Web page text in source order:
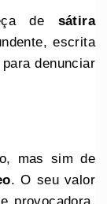
de sátira
escrita
para denunciar
mas sim de
. O seu valor